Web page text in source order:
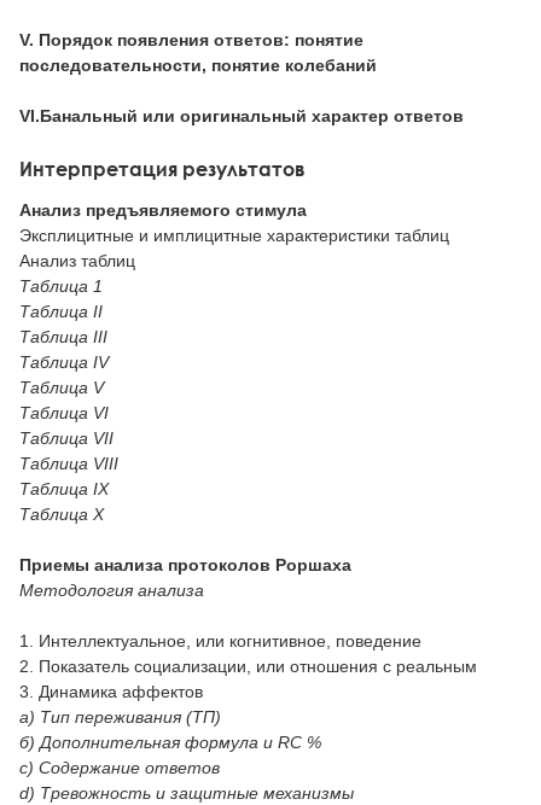
V. Порядок появления ответов: понятие
последовательности, понятие колебаний
VI.Банальный или оригинальный характер ответов
Интерпретация результатов
Анализ предъявляемого стимула
Эксплицитные и имплицитные характеристики таблиц
Анализ таблиц
Таблица 1
Таблица II
Таблица III
Таблица IV
Таблица V
Таблица VI
Таблица VII
Таблица VIII
Таблица IX
Таблица X
Приемы анализа протоколов Роршаха
Методология анализа
1. Интеллектуальное, или когнитивное, поведение
2. Показатель социализации, или отношения с реальным
3. Динамика аффектов
а) Тип переживания (ТП)
б) Дополнительная формула и RC %
c) Содержание ответов
d) Тревожность и защитные механизмы